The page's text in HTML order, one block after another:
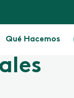
Qué Hacemos